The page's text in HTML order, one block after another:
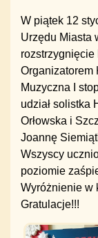
W piątek 12
Urzędu Miasta
Organizatorem
Muzyczna I
udział solistka
Orłowska i
Joannę
Wszyscy
poziomie
Wyróżnienie w
Gratulacje!!!